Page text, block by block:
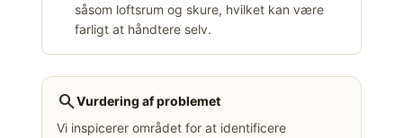
såsom loftsrum og skure, hvilket kan være
farligt at håndtere selv.
searchVurdering af problemet
Vi inspicerer området for at identificere